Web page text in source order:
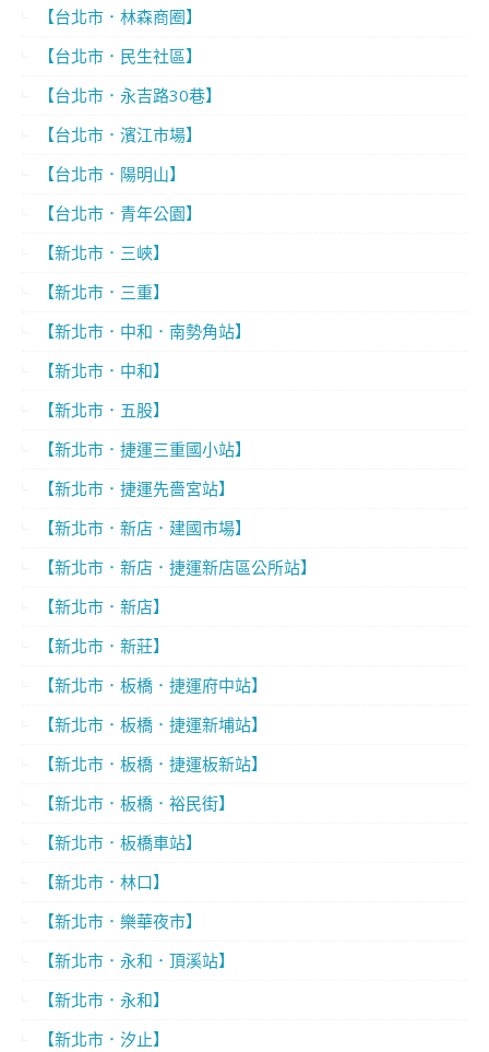
【台北市．林森商圈】
【台北市．民生社區】
【台北市．永吉路30巷】
【台北市．濱江市場】
【台北市．陽明山】
【台北市．青年公園】
【新北市．三峽】
【新北市．三重】
【新北市．中和．南勢角站】
【新北市．中和】
【新北市．五股】
【新北市．捷運三重國小站】
【新北市．捷運先嗇宮站】
【新北市．新店．建國市場】
【新北市．新店．捷運新店區公所站】
【新北市．新店】
【新北市．新莊】
【新北市．板橋．捷運府中站】
【新北市．板橋．捷運新埔站】
【新北市．板橋．捷運板新站】
【新北市．板橋．裕民街】
【新北市．板橋車站】
【新北市．林口】
【新北市．樂華夜市】
【新北市．永和．頂溪站】
【新北市．永和】
【新北市．汐止】